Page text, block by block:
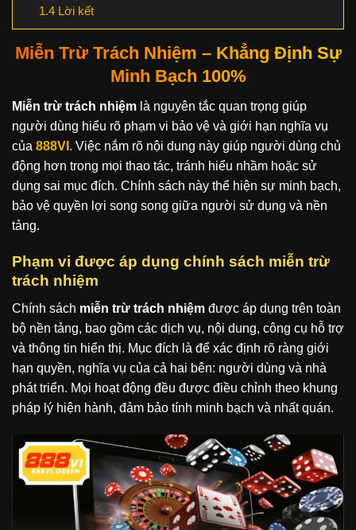
1.4Lời kết
Miễn Trừ Trách Nhiệm – Khẳng Định Sự
Minh Bạch 100%
Miễn trừ trách nhiệm là nguyên tắc quan trọng giúp
người dùng hiểu rõ phạm vi bảo vệ và giới hạn nghĩa vụ
của 888VI . Việc nắm rõ nội dung này giúp người dùng chủ
động hơn trong mọi thao tác, tránh hiểu nhầm hoặc sử
dụng sai mục đích. Chính sách này thể hiện sự minh bạch,
bảo vệ quyền lợi song song giữa người sử dụng và nền
tảng.
Phạm vi được áp dụng chính sách miễn trừ
trách nhiệm
Chính sách miễn trừ trách nhiệm được áp dụng trên toàn
bộ nền tảng, bao gồm các dịch vụ, nội dung, công cụ hỗ trợ
và thông tin hiển thị. Mục đích là để xác định rõ ràng giới
hạn quyền, nghĩa vụ của cả hai bên: người dùng và nhà
phát triển. Mọi hoạt động đều được điều chỉnh theo khung
pháp lý hiện hành, đảm bảo tính minh bạch và nhất quán.